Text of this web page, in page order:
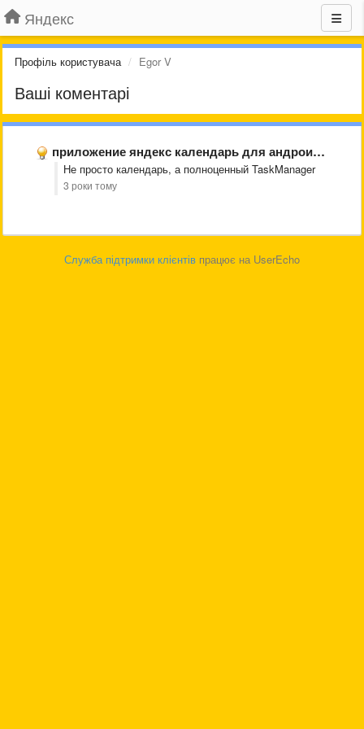
Яндекс
Профіль користувача Egor V
Ваші коментарі
приложение яндекс календарь для андроид и ios
Не просто календарь, а полноценный TaskManager
3 роки тому
Служба підтримки клієнтів працює на UserEcho